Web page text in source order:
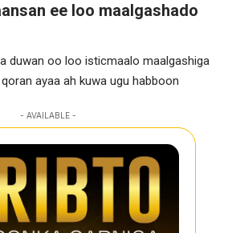
ee loo maalgashado
duwan oo loo isticmaalo maalgashiga
ayaa ah kuwa ugu habboon
- AVAILABLE -